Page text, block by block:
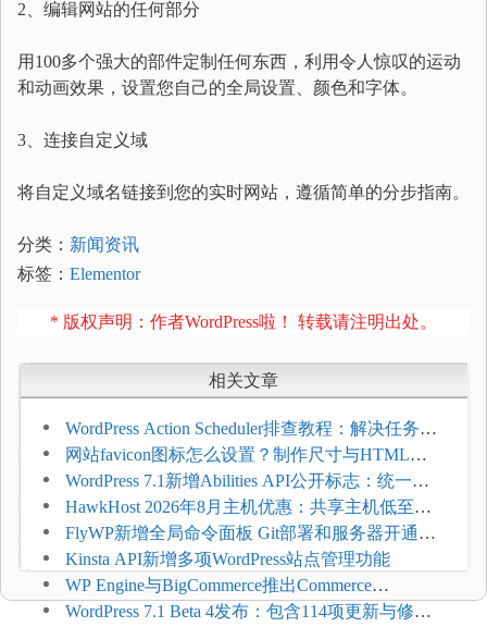
2、编辑网站的任何部分
用100多个强大的部件定制任何东西，利用令人惊叹的运动
和动画效果，设置您自己的全局设置、颜色和字体。
3、连接自定义域
将自定义域名链接到您的实时网站，遵循简单的分步指南。
分类： 新闻资讯
标签： Elementor
* 版权声明：作者WordPress啦！ 转载请注明出处。
相关文章
WordPress Action Scheduler排查教程：解决任务积
压和订单延迟
网站favicon图标怎么设置？制作尺寸与HTML添
加方法
WordPress 7.1新增Abilities API公开标志：统一支
持REST API、MCP与AI代理
HawkHost 2026年8月主机优惠：共享主机低至
$2.61/月，高性能主机同步折扣
FlyWP新增全局命令面板 Git部署和服务器开通更
方便
Kinsta API新增多项WordPress站点管理功能
WP Engine与BigCommerce推出Commerce
Connect：WordPress商店可保留前台体验并扩展电
WordPress 7.1 Beta 4发布：包含114项更新与修